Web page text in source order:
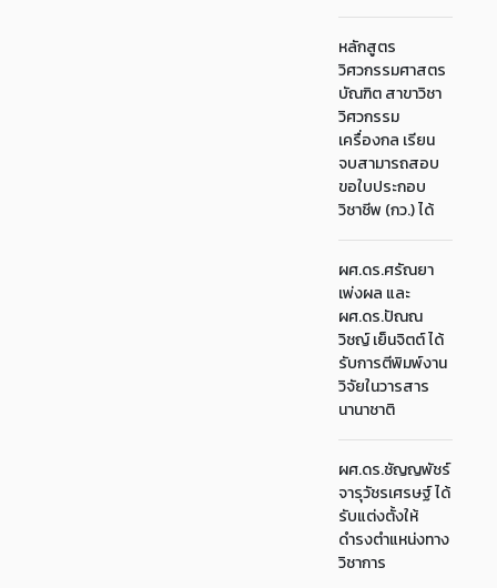
หลักสูตร
วิศวกรรมศาสตร
บัณฑิต สาขาวิชา
วิศวกรรม
เครื่องกล เรียน
จบสามารถสอบ
ขอใบประกอบ
วิชาชีพ (กว.) ได้
ผศ.ดร.ศรัณยา
เพ่งผล และ
ผศ.ดร.ปัณณ
วิชญ์ เย็นจิตต์ ได้
รับการตีพิมพ์งาน
วิจัยในวารสาร
นานาชาติ
ผศ.ดร.ชัญญพัชร์
จารุวัชรเศรษฐ์ ได้
รับแต่งตั้งให้
ดำรงตำแหน่งทาง
วิชาการ